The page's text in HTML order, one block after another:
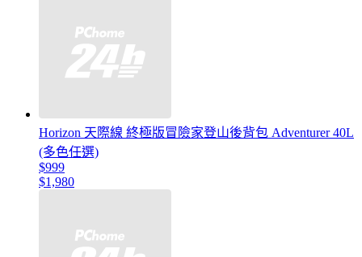
Horizon 天際線 終極版冒險家登山後背包 Adventurer 40L
(多色任選)
$999
$1,980